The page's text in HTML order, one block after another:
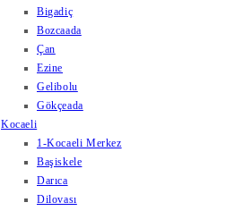
Bigadiç
Bozcaada
Çan
Ezine
Gelibolu
Gökçeada
Kocaeli
1-Kocaeli Merkez
Başiskele
Darıca
Dilovası